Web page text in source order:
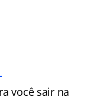
você sair na